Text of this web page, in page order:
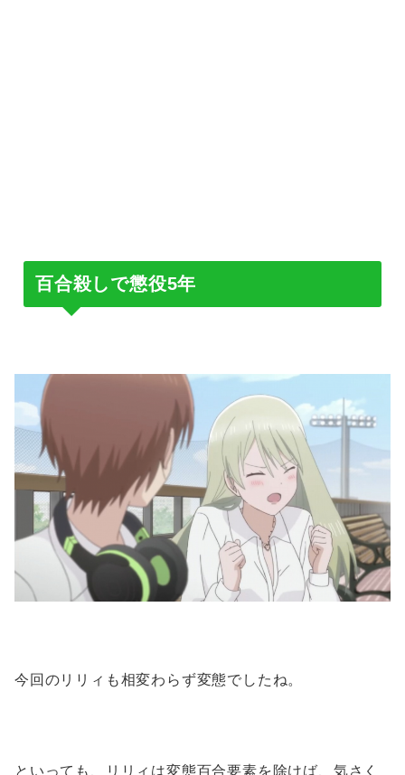
百合殺しで懲役5年
今回のリリィも相変わらず変態でしたね。
といっても、リリィは変態百合要素を除けば、気さく